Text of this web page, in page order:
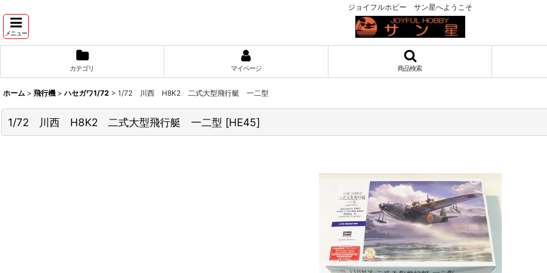
ジョイフルホビー サン星へようこそ
メニュー
カテゴリ マイページ 商品検索
ホーム > 飛行機 > ハセガワ1/72 > 1/72 川西 H8K2 二式大型飛行艇 一二型
1/72 川西 H8K2 二式大型飛行艇 一二型 [HE45]